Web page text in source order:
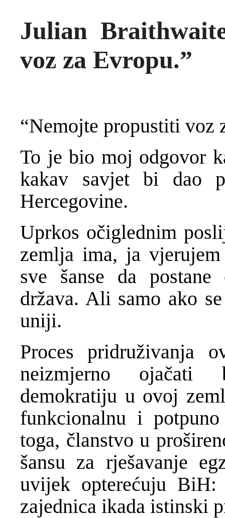
Julian
voz za Evropu.”
“Nemojte propustiti voz
To je bio moj odgovor
kakav savjet bi dao
Hercegovine.
Uprkos očiglednim
zemlja ima, ja
sve šanse da
država. Ali samo ako
uniji.
Proces pridruživanja
neizmjerno ojačati
demokratiju u ovoj
funkcionalnu i
toga, članstvo u
šansu za rješavanje
uvijek opterećuju
zajednica ikada istinski